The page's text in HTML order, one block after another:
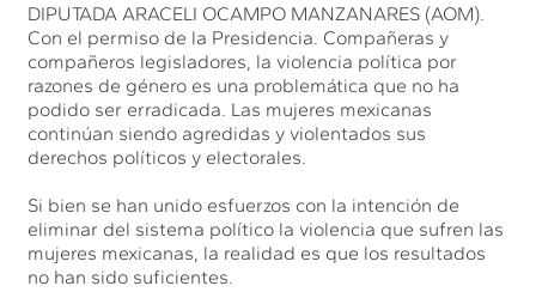
DIPUTADA ARACELI OCAMPO MANZANARES (AOM).
Con el permiso de la Presidencia. Compañeras y
compañeros legisladores, la violencia política por
razones de género es una problemática que no ha
podido ser erradicada. Las mujeres mexicanas
continúan siendo agredidas y violentados sus
derechos políticos y electorales.
Si bien se han unido esfuerzos con la intención de
eliminar del sistema político la violencia que sufren las
mujeres mexicanas, la realidad es que los resultados
no han sido suficientes.